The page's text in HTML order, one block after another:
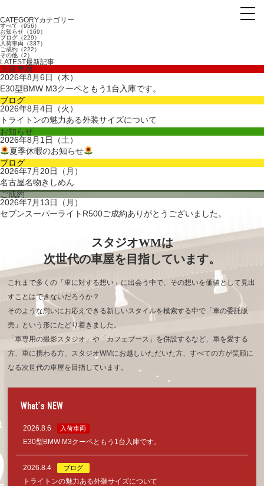
CATEGORYカテゴリー
すべて（956）
お知らせ（169）
ブログ（229）
入荷車両（337）
ご成約（222）
その他（2）
LATEST最新記事
入荷車両
2026年8月6日（木）
E30型BMW M3クーペともう1台入庫です。
ブログ
2026年8月4日（火）
トライトンの魅力ある外装サイズについて
お知らせ
2026年8月1日（土）
夏季休暇のお知らせ
ブログ
2026年7月20日（月）
名古屋名物きしめん
ご成約
2026年7月13日（月）
セブンスーパーライトR500ご成約ありがとうございました。
スタジオWMは
次世代の車屋を目指しています。
これまで多くの「車に対する想い」に出会う中で、その想いを価値として見出
すことはできないだろうか？
そのような想いにお応えできる新しいスタイルを模索する中で「車の委託販
売」という形にたどり着きました。
「車専用の撮影スタジオ」や「カフェブース」を併設するなど、車を愛する
方、車に携わる方、 スタジオWMにお越しいただいた方、すべての方が笑顔に
なる次世代の車屋を目指しています。
What’s NEW
2026.8.6 入荷車両
E30型BMW M3クーペともう1台入庫です。
2026.8.4 ブログ
トライトンの魅力ある外装サイズについて